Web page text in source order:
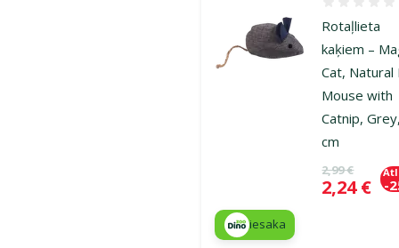
Rotaļlieta
kaķiem –
Cat, Natural
Mouse with
Catnip,
cm
Oriģinālā
2,99 €
Cena
2,24 € -
iesaka